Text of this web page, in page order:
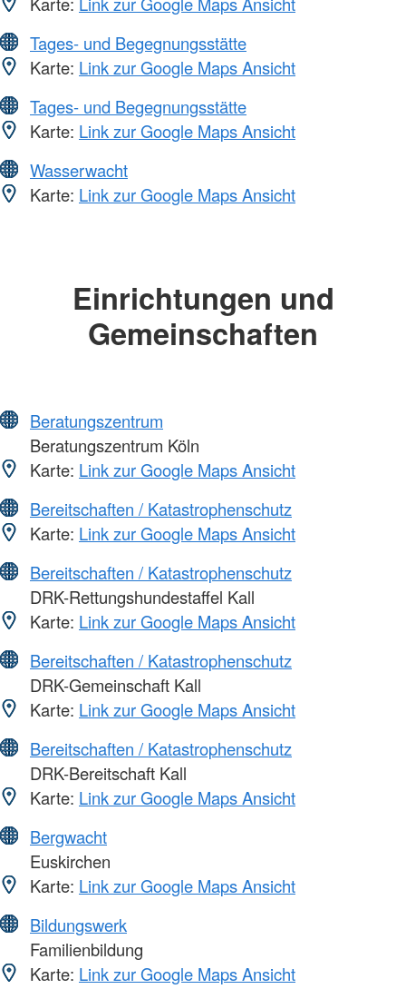
Tages- und Begegnungsstätte
Karte: Link zur Google Maps Ansicht
Tages- und Begegnungsstätte
Karte: Link zur Google Maps Ansicht
Wasserwacht
Karte: Link zur Google Maps Ansicht
Einrichtungen und
Gemeinschaften
Beratungszentrum
Beratungszentrum Köln
Karte: Link zur Google Maps Ansicht
Bereitschaften / Katastrophenschutz
Karte: Link zur Google Maps Ansicht
Bereitschaften / Katastrophenschutz
DRK-Rettungshundestaffel Kall
Karte: Link zur Google Maps Ansicht
Bereitschaften / Katastrophenschutz
DRK-Gemeinschaft Kall
Karte: Link zur Google Maps Ansicht
Bereitschaften / Katastrophenschutz
DRK-Bereitschaft Kall
Karte: Link zur Google Maps Ansicht
Bergwacht
Euskirchen
Karte: Link zur Google Maps Ansicht
Bildungswerk
Familienbildung
Karte: Link zur Google Maps Ansicht